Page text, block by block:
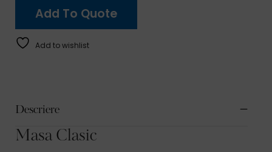
Add To Quote
Add to wishlist
Descriere
Masa Clasic